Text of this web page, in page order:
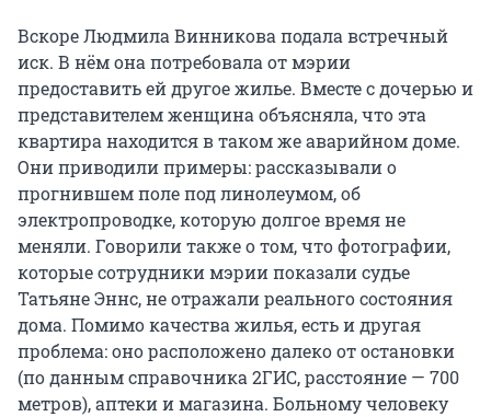
Вскоре Людмила Винникова подала встречный
иск. В нём она потребовала от мэрии
предоставить ей другое жилье. Вместе с дочерью и
представителем женщина объясняла, что эта
квартира находится в таком же аварийном доме.
Они приводили примеры: рассказывали о
прогнившем поле под линолеумом, об
электропроводке, которую долгое время не
меняли. Говорили также о том, что фотографии,
которые сотрудники мэрии показали судье
Татьяне Эннс, не отражали реального состояния
дома. Помимо качества жилья, есть и другая
проблема: оно расположено далеко от остановки
(по данным справочника 2ГИС, расстояние — 700
метров), аптеки и магазина. Больному человеку